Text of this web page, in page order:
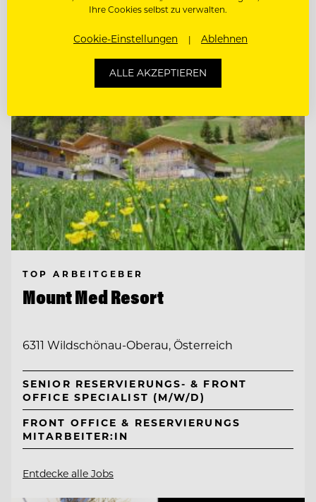
TOP ARBEITGEBER
Mount Med Resort
6311 Wildschönau-Oberau, Österreich
SENIOR RESERVIERUNGS- & FRONT
OFFICE SPECIALIST (M/W/D)
FRONT OFFICE & RESERVIERUNGS
MITARBEITER:IN
Entdecke alle Jobs
Ihre Cookies selbst zu verwalten.
Cookie-Einstellungen Ablehnen
ALLE AKZEPTIEREN